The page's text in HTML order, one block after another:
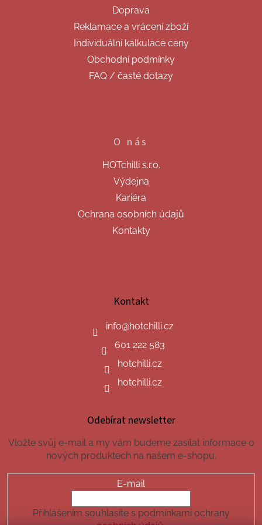
r
v
k
y
v
ý
p
i
Doprava
Reklamace a vrácení zboží
Individuální kalkulace ceny
Obchodní podmínky
FAQ / časté dotazy
O nás
HOTchilli s.r.o.
Výdejna
Kariéra
Ochrana osobních údajů
Kontakty
Kontakt
info@hotchilli.cz
601 222 583
hotchilli.cz
hotchilli.cz
Odebírat newsletter
Vložte svůj e-mail a my vám budeme zasílat informace o
nových produktech na našem e-shopu.
E-mail
Přihlášením souhlasíte s podmínkami ochrany